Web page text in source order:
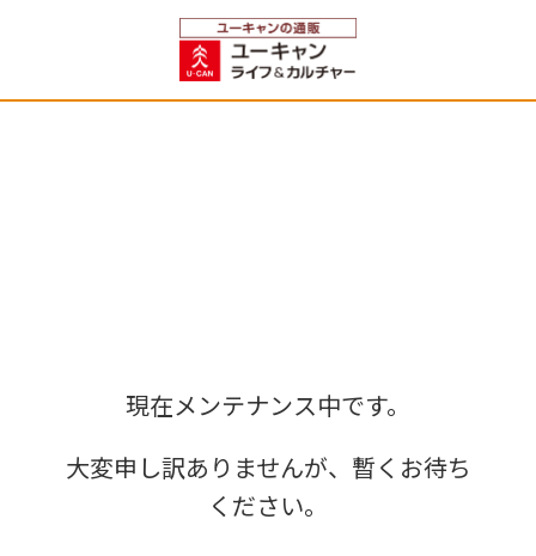
現在メンテナンス中です。
大変申し訳ありませんが、暫くお待ち
ください。